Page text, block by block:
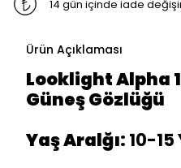
14 gün içinde iade
Ürün Açıklaması
Looklight Alpha
Güneş Gözlüğü
Yaş Aralğı: 10-15